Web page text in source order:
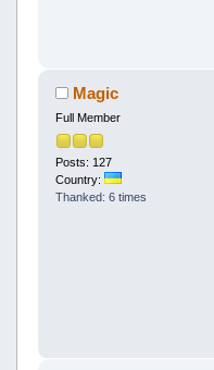
Magic
Full Member
Posts: 127
Country:
Thanked: 6 times